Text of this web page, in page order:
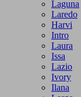
Laguna
Laredo
Harvi
Intro
Laura
Issa
Lazio
Ivory
Ilana